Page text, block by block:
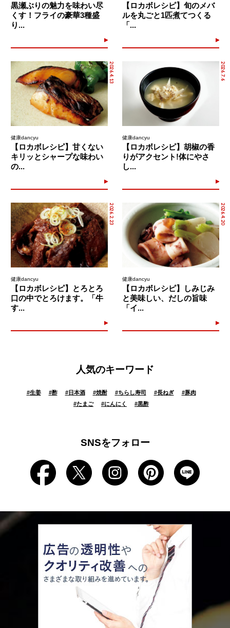
黒瀬ぶりの魅力を味わい尽
くす！フライの豪華3種盛
り...
【ロカボレシピ】旬のメバ
ルを丸ごと1匹煮てつくる
「...
2026.4.13
健康dancyu
【ロカボレシピ】甘くない
キリッとシャープな味わい
の...
2026.7.6
健康dancyu
【ロカボレシピ】胡椒の香
りがアクセント!体にやさ
し...
2026.2.23
健康dancyu
【ロカボレシピ】とろとろ
口の中でとろけます。「牛
す...
2026.4.20
健康dancyu
【ロカボレシピ】しみじみ
と美味しい、だしの旨味
「イ...
人気のキーワード
#生姜 #酢 #日本酒 #焼酎 #ちらし寿司 #長ねぎ #豚肉
#たまご #にんにく #黒酢
SNSをフォロー